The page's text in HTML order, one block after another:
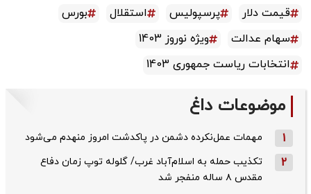
قیمت دلار پرسپولیس استقلال
بورس
سهام عدالت
ویژه نوروز 1403
انتخابات ریاست جمهوری 1403
موضوعات داغ
1 مهمات عمل‌نکرده دشمن در پاکدشت امروز منهدم می‌شود
2
تکذیب حمله به اسلام‌آباد غرب/ گلوله توپ زمان دفاع
مقدس ۸ ساله منفجر شد